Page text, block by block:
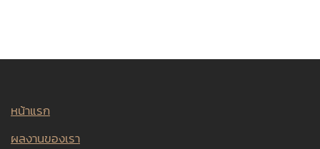
หน้าแรก
ผลงานของเรา